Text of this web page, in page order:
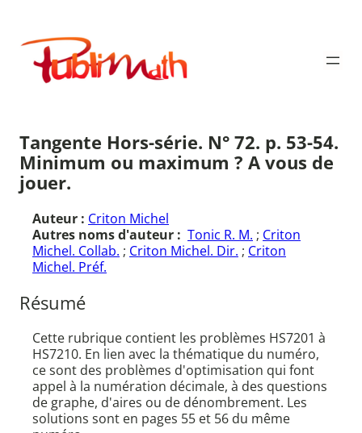
contenu
Publimath
Tangente Hors-série. N° 72. p. 53-54.
Minimum ou maximum ? A vous de
jouer.
Auteur : Criton Michel
Autres noms d'auteur : Tonic R. M. ; Criton
Michel. Collab. ; Criton Michel. Dir. ; Criton
Michel. Préf.
Résumé
Cette rubrique contient les problèmes HS7201 à
HS7210. En lien avec la thématique du numéro,
ce sont des problèmes d'optimisation qui font
appel à la numération décimale, à des questions
de graphe, d'aires ou de dénombrement. Les
solutions sont en pages 55 et 56 du même